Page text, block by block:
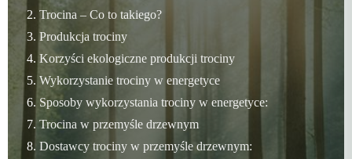
Trocina – Co to takiego?
Produkcja trociny
Korzyści ekologiczne produkcji trociny
Wykorzystanie trociny w energetyce
Sposoby wykorzystania trociny w energetyce:
Trocina w przemyśle drzewnym
Dostawcy trociny w przemyśle drzewnym: